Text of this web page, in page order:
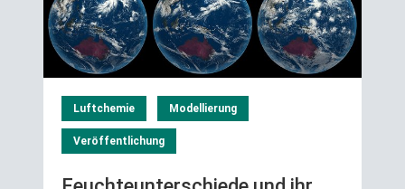
Luftchemie Modellierung
Veröffentlichung